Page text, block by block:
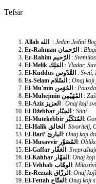
Tefsir
Allah الله : Jedan Jedini
Er-Rahman الرّحمان :
Er-Rahim الرّحيم :
El-Melik المَلِك : Vladar,
El-Kuddus القُدّوس : Sveti,
Es-Selam السّلام : Onaj koji
El-Mu'min المُؤمن :
El-Muhejmin المُهَيْمِن :
El-Aziz العزيز : Onaj koji
El-Džebbar الجبّار : Silni
El-Mutekebbir المُتَكَبِّر:
El-Halik الخالق: Stvoritelj,
El-Bari’ البارئ: Onaj koji
El-Musavvir المُصَوِّر:
El-Gaffar الغفّار:
El-Kahhar القهّار: Onaj koji
El-Vehhab الوهّاب:
Er-Rezzak الرزّاق: Onaj
El-Fettah الفتّاح: Onaj koji